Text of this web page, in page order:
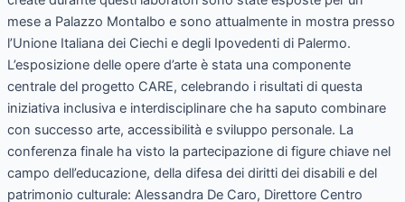
mese a Palazzo Montalbo e sono attualmente in mostra presso
l’Unione Italiana dei Ciechi e degli Ipovedenti di Palermo.
L’esposizione delle opere d’arte è stata una componente
centrale del progetto CARE, celebrando i risultati di questa
iniziativa inclusiva e interdisciplinare che ha saputo combinare
con successo arte, accessibilità e sviluppo personale. La
conferenza finale ha visto la partecipazione di figure chiave nel
campo dell’educazione, della difesa dei diritti dei disabili e del
patrimonio culturale: Alessandra De Caro, Direttore Centro